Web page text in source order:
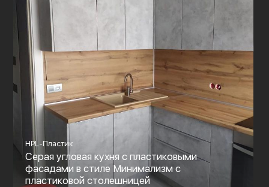
HPL-Пластик
Серая угловая кухня с пластиковыми
фасадами в стиле Минимализм с
пластиковой столешницей